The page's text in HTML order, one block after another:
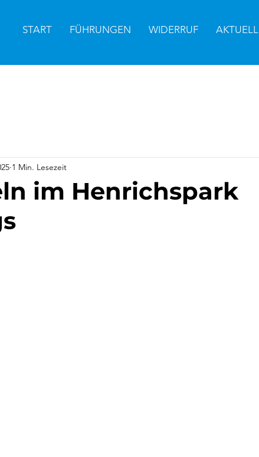
START FÜHRUNGEN WIDERRUF AKTUELL
im Henrichspark
1 Min. Lesezeit